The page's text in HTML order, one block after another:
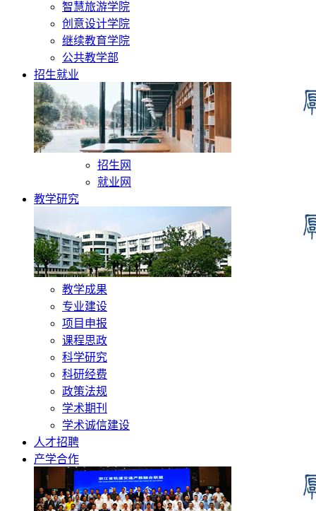
智慧旅游学院
创意设计学院
继续教育学院
公共教学部
招生就业
招生网
就业网
教学研究
教学成果
专业建设
项目申报
课程思政
科学研究
科研经费
政策法规
学术期刊
学术诚信建设
人才招聘
产学合作